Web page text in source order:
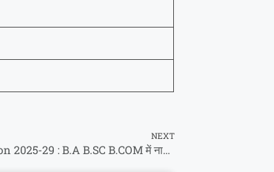
NEXT
PPU UG Admission 2025-29 : B.A B.SC B.COM में नामांकन के लिए आवेदन शुरू